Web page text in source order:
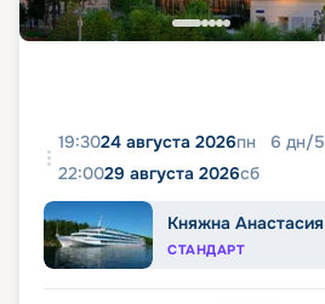
19:3024 августа 2026пн 6 дн/5
22:0029 августа 2026сб
Княжна Анастасия
СТАНДАРТ